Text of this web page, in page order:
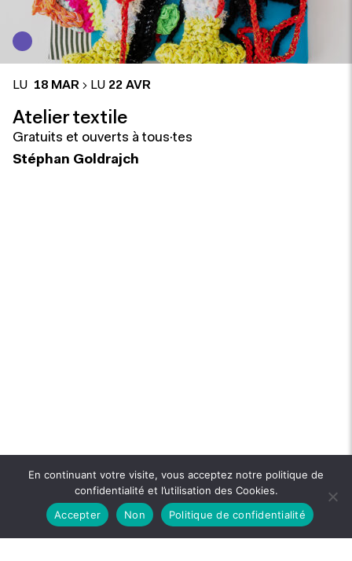
LU 18 MAR LU 22 AVR
Atelier textile
Gratuits et ouverts à tous·tes
Stéphan Goldrajch
En continuant votre visite, vous acceptez notre politique de
confidentialité et l’utilisation des Cookies.
Accepter
Non Politique de confidentialité